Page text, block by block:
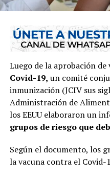
Luego de la aprobación de
Covid-19, un comité
inmunización (JCIV sus
Administración de
los EEUU elaboraron un
grupos de riesgo que
Según el documento, los
la vacuna contra el Covid-